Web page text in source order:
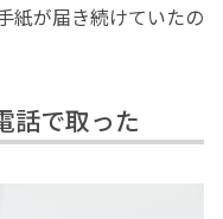
紙が届き続けていたの
話で取った